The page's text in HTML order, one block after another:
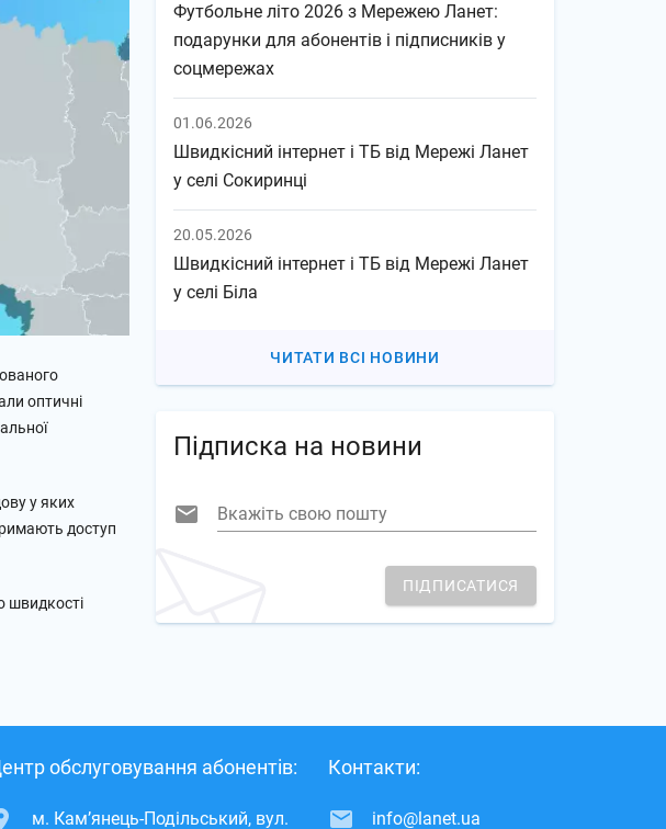
оптичні
у яких
доступ
швидкості
Футбольне літо 2026 з Мережею Ланет:
подарунки для абонентів і підписників у
соцмережах
01.06.2026
Швидкісний інтернет і ТБ від Мережі Ланет
у селі Сокиринці
20.05.2026
Швидкісний інтернет і ТБ від Мережі Ланет
у селі Біла
ЧИТАТИ ВСІ НОВИНИ
Підписка на новини
Вкажіть свою пошту
ПІДПИСАТИСЯ
обслуговування абонентів:
м. Кам’янець-Подільський, вул.
Контакти:
info@lanet.ua